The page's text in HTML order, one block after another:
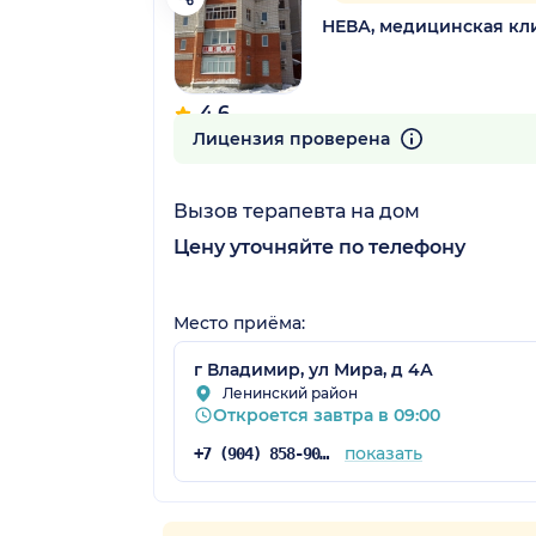
4.6
42 отзыва
НЕВА, медицинская
Лицензия проверена
Вызов терапевта на дом
Цену уточняйте по телефону
Место приёма:
г Владимир, ул Мира, д 4А
Ленинский район
Откроется завтра в 09:00
+7 (904) 858-90-17 показать